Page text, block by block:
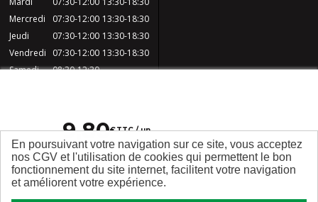
En poursuivant votre navigation sur ce site, vous acceptez
nos CGV et l'utilisation de cookies qui permettent le bon
fonctionnement du site internet, facilitent votre navigation
et améliorent votre expérience.
9,80€TTC / un
Mercredi
07:30-12:00 13:30-18:30
Jeudi
07:30-12:00 13:30-18:30
Vendredi
07:30-12:00 13:30-18:30
Samedi
08:30-12:30
Plan du site
Qui sommes nous ?